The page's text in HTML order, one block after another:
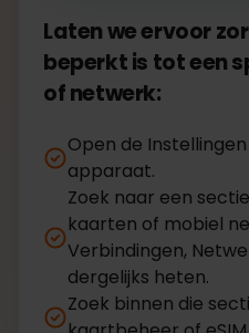
Laten we ervoor
beperkt is tot een
of netwerk:
Open de
apparaat.
Zoek naar een
kaarten of mobiel
Verbindingen,
dergelijks heten.
Zoek binnen die